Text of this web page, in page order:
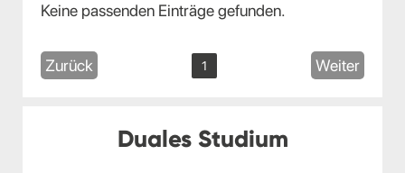
Keine passenden Einträge gefunden.
Zurück 1 Weiter
Duales Studium